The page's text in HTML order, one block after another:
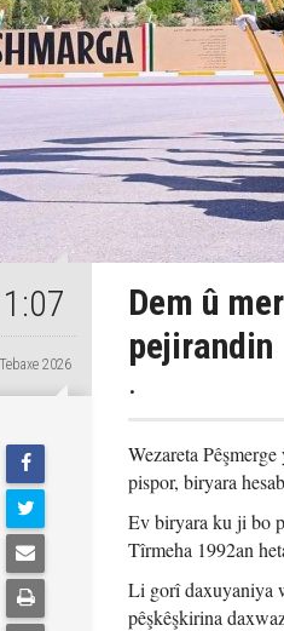
2026
Dem û
pejirandin
.
Wezareta
pispor, biryara
Ev biryara ku ji bo
Tîrmeha 1992an
Li gorî daxuyaniya
pêşkêşkirina